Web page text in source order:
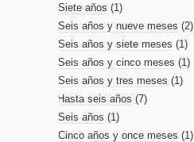
Siete años (1)
Seis años y nueve meses (2)
Seis años y siete meses (1)
Seis años y cinco meses (1)
Seis años y tres meses (1)
Hasta seis años (7)
Seis años (1)
Cinco años y once meses (1)